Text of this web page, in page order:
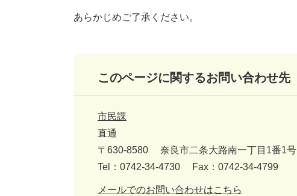
あらかじめご了承ください。
このページに関するお問い合わせ先
市民課
直通
〒630-8580
奈良市二条大路南一丁目1番1号
Tel：0742-34-4730
Fax：0742-34-4799
メールでのお問い合わせはこちら